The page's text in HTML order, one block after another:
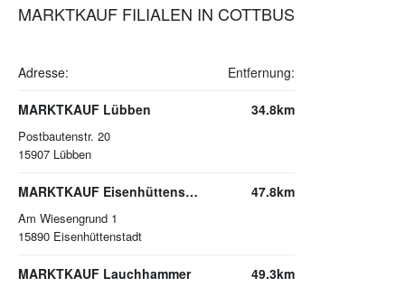
MARKTKAUF FILIALEN IN COTTBUS
Adresse: Entfernung:
MARKTKAUF Lübben
Postbautenstr. 20
15907 Lübben
34.8km
MARKTKAUF Eisenhüttenstadt
Am Wiesengrund 1
15890 Eisenhüttenstadt
47.8km
MARKTKAUF Lauchhammer 49.3km